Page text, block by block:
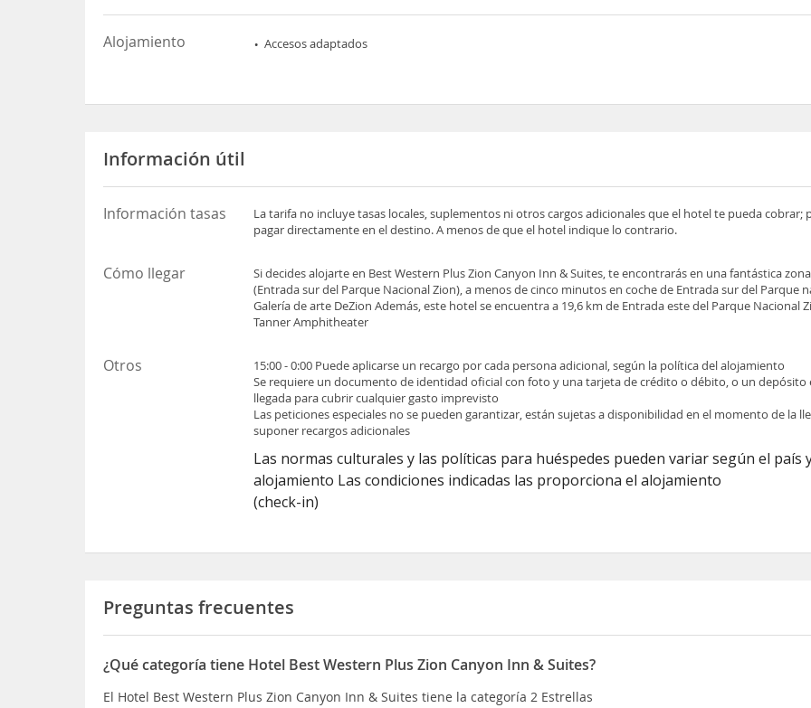
Alojamiento Accesos adaptados
Información útil
Información tasas
La tarifa no incluye tasas locales, suplementos ni otros cargos adicionales que el hotel te pueda cobrar;
pagar directamente en el destino. A menos de que el hotel indique lo contrario.
Cómo llegar
Si decides alojarte en Best Western Plus Zion Canyon Inn & Suites, te encontrarás en una fantástica
(Entrada sur del Parque Nacional Zion), a menos de cinco minutos en coche de Entrada sur del Parque
Galería de arte DeZion Además, este hotel se encuentra a 19,6 km de Entrada este del Parque Nacional
Tanner Amphitheater
Otros
15:00 - 0:00 Puede aplicarse un recargo por cada persona adicional, según la política del alojamiento
Se requiere un documento de identidad oficial con foto y una tarjeta de crédito o débito, o un depósito
llegada para cubrir cualquier gasto imprevisto
Las peticiones especiales no se pueden garantizar, están sujetas a disponibilidad en el momento de la
suponer recargos adicionales
Las normas culturales y las políticas para huéspedes pueden variar según el país
alojamiento Las condiciones indicadas las proporciona el alojamiento
(check-in)
Preguntas frecuentes
¿Qué categoría tiene Hotel Best Western Plus Zion Canyon Inn & Suites?
El Hotel Best Western Plus Zion Canyon Inn & Suites tiene la categoría 2 Estrellas